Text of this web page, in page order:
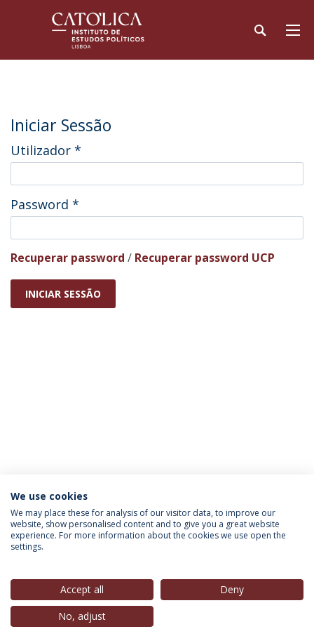
Iniciar Sessão
Utilizador *
Password *
Recuperar password / Recuperar password UCP
INICIAR SESSÃO
INFORMAÇÃO PARA
We use cookies
We may place these for analysis of our visitor data, to improve our
website, show personalised content and to give you a great website
experience. For more information about the cookies we use open the
settings.
Accept all
Deny
No, adjust